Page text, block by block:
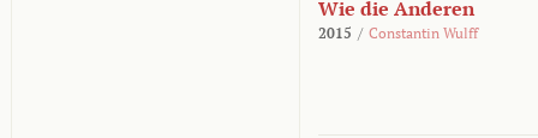
Wie die Anderen
2015 / Constantin Wulff